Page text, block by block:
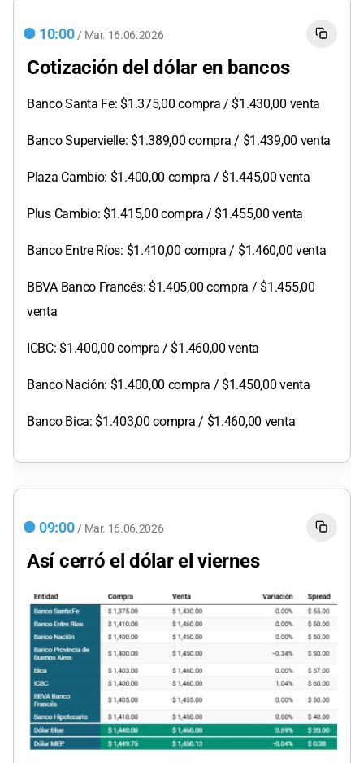
10:00 / Mar. 16.06.2026
Cotización del dólar en bancos
Banco Santa Fe: $1.375,00 compra / $1.430,00 venta
Banco Supervielle: $1.389,00 compra / $1.439,00 venta
Plaza Cambio: $1.400,00 compra / $1.445,00 venta
Plus Cambio: $1.415,00 compra / $1.455,00 venta
Banco Entre Ríos: $1.410,00 compra / $1.460,00 venta
BBVA Banco Francés: $1.405,00 compra / $1.455,00
venta
ICBC: $1.400,00 compra / $1.460,00 venta
Banco Nación: $1.400,00 compra / $1.450,00 venta
Banco Bica: $1.403,00 compra / $1.460,00 venta
09:00 / Mar. 16.06.2026
Así cerró el dólar el viernes